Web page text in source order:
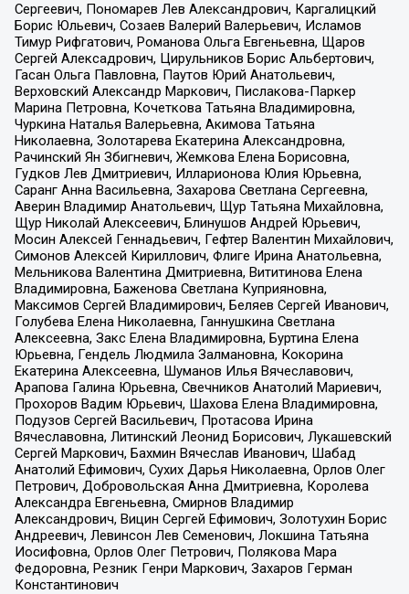
Сергеевич, Пономарев Лев Александрович, Каргалицкий
Борис Юльевич, Созаев Валерий Валерьевич, Исламов
Тимур Рифгатович, Романова Ольга Евгеньевна, Щаров
Сергей Алексадрович, Цирульников Борис Альбертович,
Гасан Ольга Павловна, Паутов Юрий Анатольевич,
Верховский Александр Маркович, Пислакова-Паркер
Марина Петровна, Кочеткова Татьяна Владимировна,
Чуркина Наталья Валерьевна, Акимова Татьяна
Николаевна, Золотарева Екатерина Александровна,
Рачинский Ян Збигневич, Жемкова Елена Борисовна,
Гудков Лев Дмитриевич, Илларионова Юлия Юрьевна,
Саранг Анна Васильевна, Захарова Светлана Сергеевна,
Аверин Владимир Анатольевич, Щур Татьяна Михайловна,
Щур Николай Алексеевич, Блинушов Андрей Юрьевич,
Мосин Алексей Геннадьевич, Гефтер Валентин Михайлович,
Симонов Алексей Кириллович, Флиге Ирина Анатольевна,
Мельникова Валентина Дмитриевна, Вититинова Елена
Владимировна, Баженова Светлана Куприяновна,
Максимов Сергей Владимирович, Беляев Сергей Иванович,
Голубева Елена Николаевна, Ганнушкина Светлана
Алексеевна, Закс Елена Владимировна, Буртина Елена
Юрьевна, Гендель Людмила Залмановна, Кокорина
Екатерина Алексеевна, Шуманов Илья Вячеславович,
Арапова Галина Юрьевна, Свечников Анатолий Мариевич,
Прохоров Вадим Юрьевич, Шахова Елена Владимировна,
Подузов Сергей Васильевич, Протасова Ирина
Вячеславовна, Литинский Леонид Борисович, Лукашевский
Сергей Маркович, Бахмин Вячеслав Иванович, Шабад
Анатолий Ефимович, Сухих Дарья Николаевна, Орлов Олег
Петрович, Добровольская Анна Дмитриевна, Королева
Александра Евгеньевна, Смирнов Владимир
Александрович, Вицин Сергей Ефимович, Золотухин Борис
Андреевич, Левинсон Лев Семенович, Локшина Татьяна
Иосифовна, Орлов Олег Петрович, Полякова Мара
Федоровна, Резник Генри Маркович, Захаров Герман
Константинович